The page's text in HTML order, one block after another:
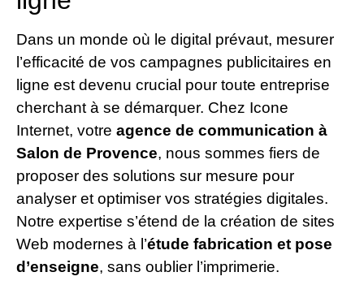
Dans un monde où le digital prévaut, mesurer
l’efficacité de vos campagnes publicitaires en
ligne est devenu crucial pour toute entreprise
cherchant à se démarquer. Chez Icone
Internet, votre agence de communication à
Salon de Provence, nous sommes fiers de
proposer des solutions sur mesure pour
analyser et optimiser vos stratégies digitales.
Notre expertise s’étend de la création de sites
Web modernes à l’étude fabrication et pose
d’enseigne, sans oublier l’imprimerie.